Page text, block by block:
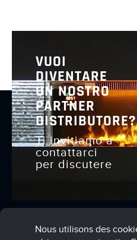
VUOI
DIVENTARE
UN NOSTRO
PARTNER
DISTRIBUTORE?
Ti invitiamo a
contattarci
per discutere